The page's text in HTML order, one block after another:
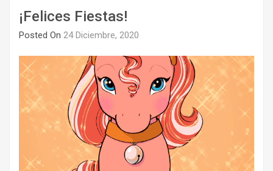
¡Felices Fiestas!
Posted On 24 Diciembre, 2020